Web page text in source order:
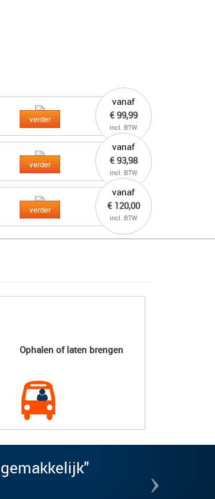
vanaf
€ 99,99
incl. BTW
verder
vanaf
€ 93,98
incl. BTW
verder
vanaf
€ 120,00
incl. BTW
verder
Ophalen of laten brengen
›